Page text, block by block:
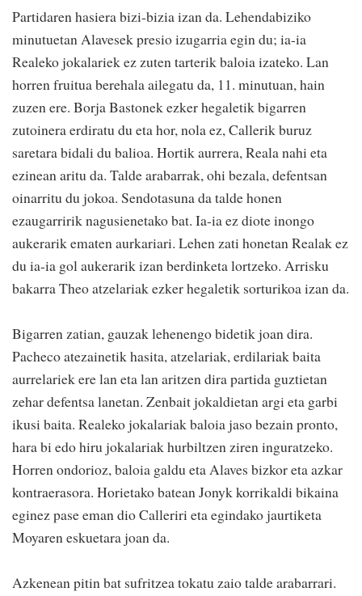
Partidaren hasiera bizi-bizia izan da. Lehendabiziko
minutuetan Alavesek presio izugarria egin du; ia-ia
Realeko jokalariek ez zuten tarterik baloia izateko. Lan
horren fruitua berehala ailegatu da, 11. minutuan, hain
zuzen ere. Borja Bastonek ezker hegaletik bigarren
zutoinera erdiratu du eta hor, nola ez, Callerik buruz
saretara bidali du balioa. Hortik aurrera, Reala nahi eta
ezinean aritu da. Talde arabarrak, ohi bezala, defentsan
oinarritu du jokoa. Sendotasuna da talde honen
ezaugarririk nagusienetako bat. Ia-ia ez diote inongo
aukerarik ematen aurkariari. Lehen zati honetan Realak ez
du ia-ia gol aukerarik izan berdinketa lortzeko. Arrisku
bakarra Theo atzelariak ezker hegaletik sorturikoa izan da.
Bigarren zatian, gauzak lehenengo bidetik joan dira.
Pacheco atezainetik hasita, atzelariak, erdilariak baita
aurrelariek ere lan eta lan aritzen dira partida guztietan
zehar defentsa lanetan. Zenbait jokaldietan argi eta garbi
ikusi baita. Realeko jokalariak baloia jaso bezain pronto,
hara bi edo hiru jokalariak hurbiltzen ziren inguratzeko.
Horren ondorioz, baloia galdu eta Alaves bizkor eta azkar
kontraerasora. Horietako batean Jonyk korrikaldi bikaina
eginez pase eman dio Calleriri eta egindako jaurtiketa
Moyaren eskuetara joan da.
Azkenean pitin bat sufritzea tokatu zaio talde arabarrari.